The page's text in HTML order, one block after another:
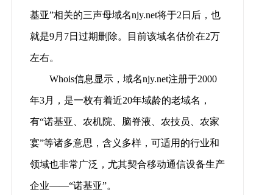
基亚”相关的三声母域名njy.net将于2日后，也
就是9月7日过期删除。目前该域名估价在2万
左右。
Whois信息显示，域名njy.net注册于2000
年3月，是一枚有着近20年域龄的老域名，
有“诺基亚、农机院、脑脊液、农技员、农家
宴”等诸多意思，含义多样，可适用的行业和
领域也非常广泛，尤其契合移动通信设备生产
企业——“诺基亚”。